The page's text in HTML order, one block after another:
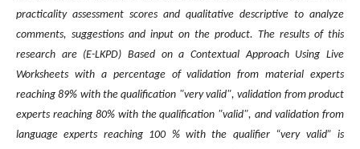
practicality assessment scores and qualitative descriptive to analyze
comments, suggestions and input on the product. The results of this
research are (E-LKPD) Based on a Contextual Approach Using Live
Worksheets with a percentage of validation from material experts
reaching 89% with the qualification "very valid", validation from product
experts reaching 80% with the qualification "valid", and validation from
language experts reaching 100 % with the qualifier “very valid” is